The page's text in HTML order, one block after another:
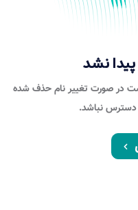
نشد
در صورت تغییر نام حذف شده
دسترس نباشد.